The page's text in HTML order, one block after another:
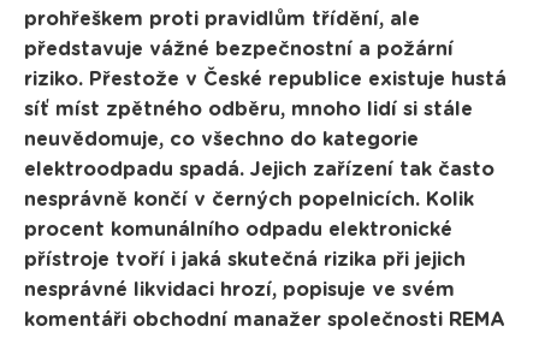
prohřeškem proti pravidlům třídění, ale
představuje vážné bezpečnostní a požární
riziko. Přestože v České republice existuje hustá
síť míst zpětného odběru, mnoho lidí si stále
neuvědomuje, co všechno do kategorie
elektroodpadu spadá. Jejich zařízení tak často
nesprávně končí v černých popelnicích. Kolik
procent komunálního odpadu elektronické
přístroje tvoří i jaká skutečná rizika při jejich
nesprávné likvidaci hrozí, popisuje ve svém
komentáři obchodní manažer společnosti REMA